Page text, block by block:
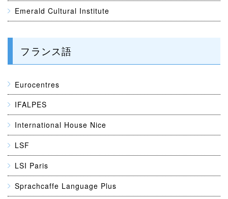
Emerald Cultural Institute
フランス語
Eurocentres
IFALPES
International House Nice
LSF
LSI Paris
Sprachcaffe Language Plus